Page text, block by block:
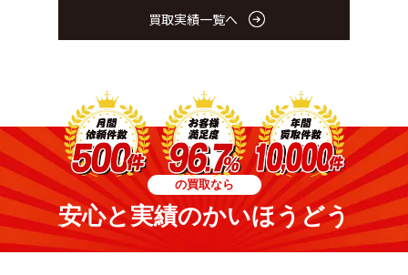
買取実績一覧へ
の買取なら
安心と実績のかいほうどう